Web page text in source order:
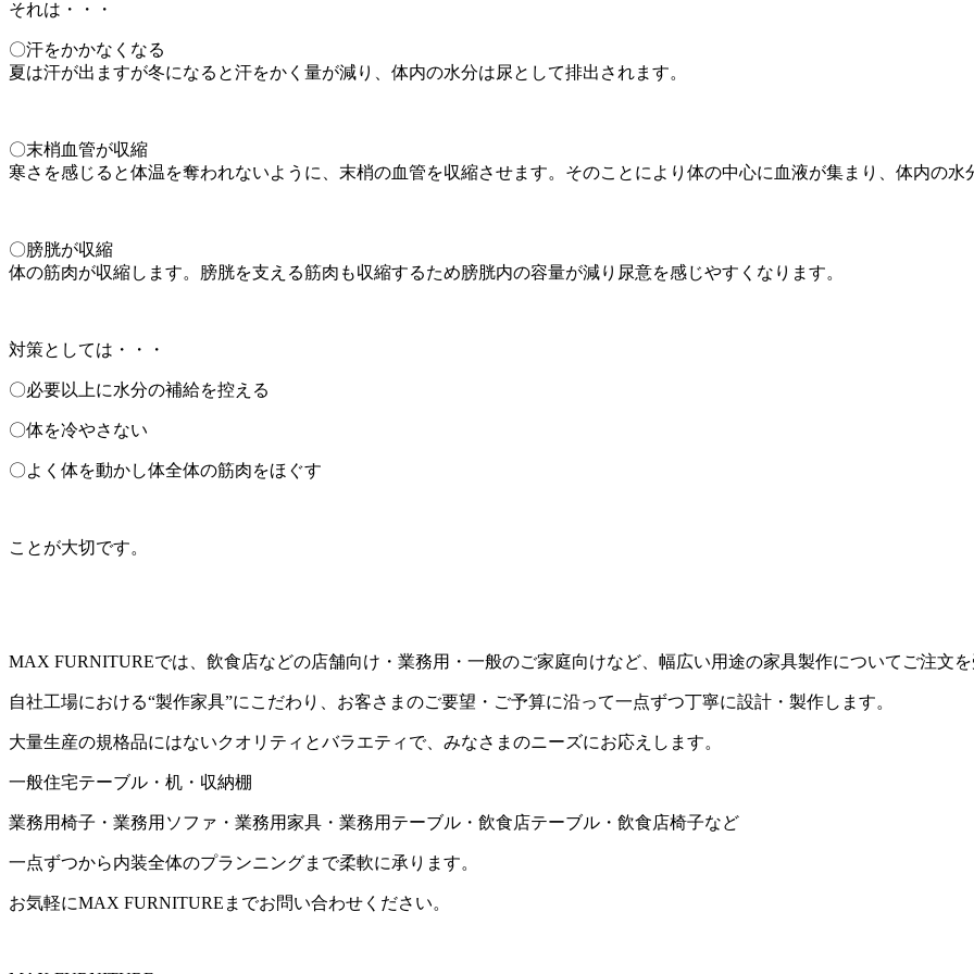
それは・・・
〇汗をかかなくなる
夏は汗が出ますが冬になると汗をかく量が減り、体内の水分は尿として排出されます。
〇末梢血管が収縮
寒さを感じると体温を奪われないように、末梢の血管を収縮させます。そのことにより体の中心に血液が集まり、体内の水
〇膀胱が収縮
体の筋肉が収縮します。膀胱を支える筋肉も収縮するため膀胱内の容量が減り尿意を感じやすくなります。
対策としては・・・
〇必要以上に水分の補給を控える
〇体を冷やさない
〇よく体を動かし体全体の筋肉をほぐす
ことが大切です。
MAX FURNITUREでは、飲食店などの店舗向け・業務用・一般のご家庭向けなど、幅広い用途の家具製作についてご注文を
自社工場における“製作家具”にこだわり、お客さまのご要望・ご予算に沿って一点ずつ丁寧に設計・製作します。
大量生産の規格品にはないクオリティとバラエティで、みなさまのニーズにお応えします。
一般住宅テーブル・机・収納棚
業務用椅子・業務用ソファ・業務用家具・業務用テーブル・飲食店テーブル・飲食店椅子など
一点ずつから内装全体のプランニングまで柔軟に承ります。
お気軽にMAX FURNITUREまでお問い合わせください。